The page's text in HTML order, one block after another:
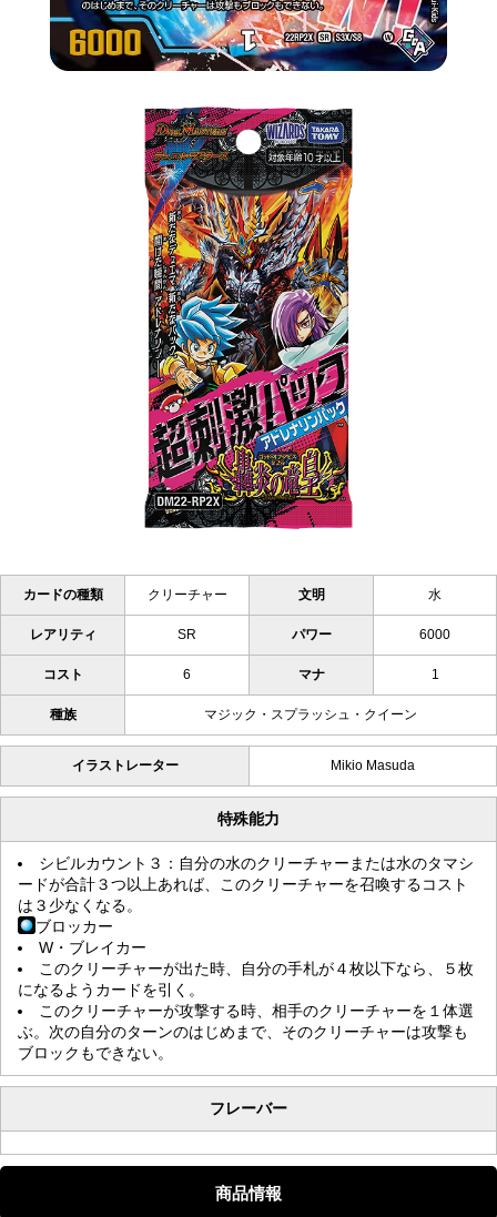
カードの種類 クリーチャー 文明 水
レアリティ SR パワー 6000
コスト 6 マナ 1
種族 マジック・スプラッシュ・クイーン
イラストレーター Mikio Masuda
特殊能力
シビルカウント３：自分の水のクリーチャーまたは水のタマシ
ードが合計３つ以上あれば、このクリーチャーを召喚するコスト
は３少なくなる。
ブロッカー
W・ブレイカー
このクリーチャーが出た時、自分の手札が４枚以下なら、５枚
になるようカードを引く。
このクリーチャーが攻撃する時、相手のクリーチャーを１体選
ぶ。次の自分のターンのはじめまで、そのクリーチャーは攻撃も
ブロックもできない。
フレーバー
商品情報